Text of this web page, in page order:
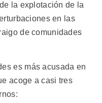
la explotación de la
en las
de comunidades
es más acusada en
acoge a casi tres